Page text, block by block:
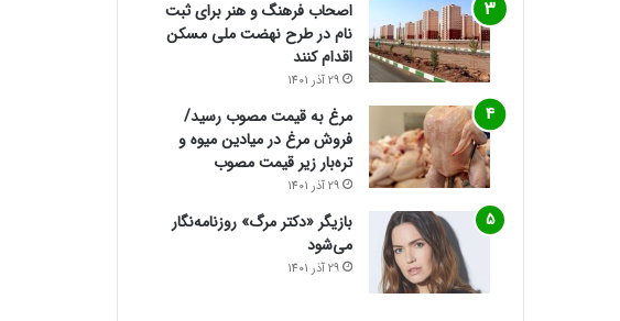
اصحاب فرهنگ و هنر برای ثبت
نام در طرح نهضت ملی مسکن
اقدام کنند
29 آذر 1401
مرغ به قیمت مصوب رسید/
فروش مرغ در میادین میوه و
تره‌بار زیر قیمت مصوب
29 آذر 1401
بازیگر «دکتر مرگ» روزنامه‌نگار
می‌شود
29 آذر 1401